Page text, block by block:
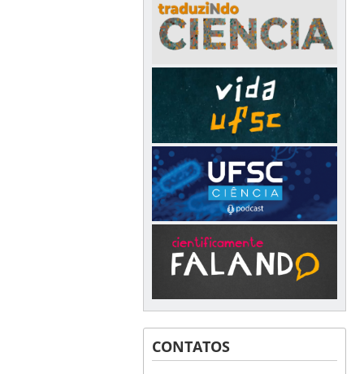
CONTATOS